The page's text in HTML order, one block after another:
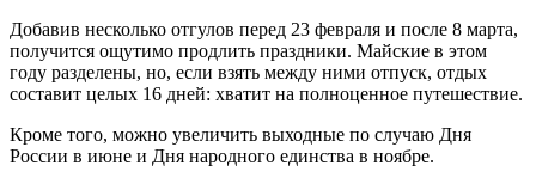
Добавив несколько отгулов перед 23 февраля и после 8 марта,
получится ощутимо продлить праздники. Майские в этом
году разделены, но, если взять между ними отпуск, отдых
составит целых 16 дней: хватит на полноценное путешествие.
Кроме того, можно увеличить выходные по случаю Дня
России в июне и Дня народного единства в ноябре.